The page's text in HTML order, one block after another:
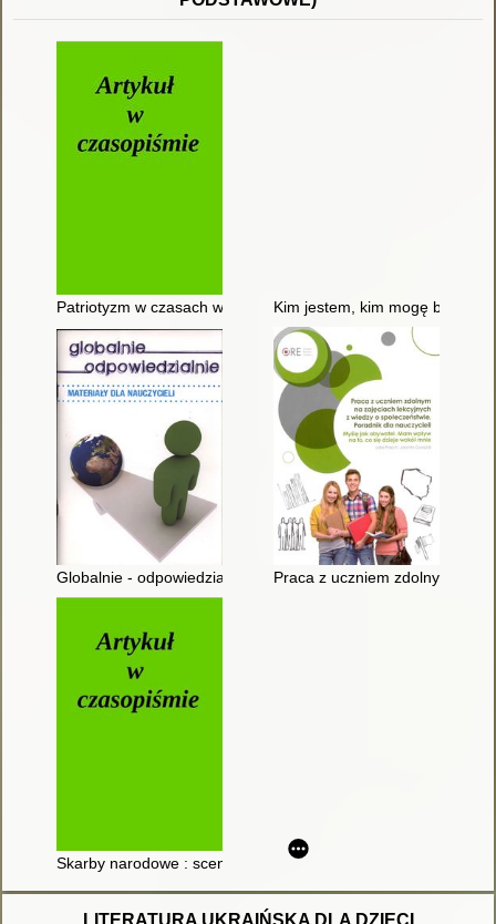
Patriotyzm w czasach wolności - w stronę konstytucyjności,
Kim jestem, kim mogę być? :
Globalnie - odpowiedzialnie : materiały dla nauczycieli
Praca z uczniem zdolnym na
Skarby narodowe : scenariusz zajęć z okazji Święta
LITERATURA UKRAIŃSKA DLA DZIECI